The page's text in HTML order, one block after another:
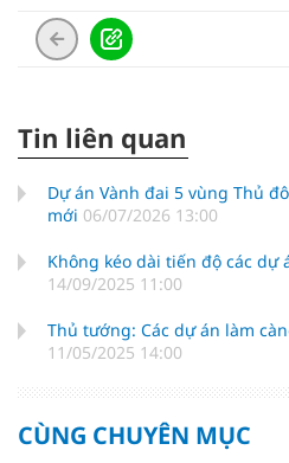
Tin liên quan
Dự án Vành đai 5 vùng Thủ
mới 06/07/2026 13:00
Không kéo dài tiến độ các dự
14/09/2025 11:00
Thủ tướng: Các dự án làm
11/05/2025 14:00
CÙNG CHUYÊN MỤC